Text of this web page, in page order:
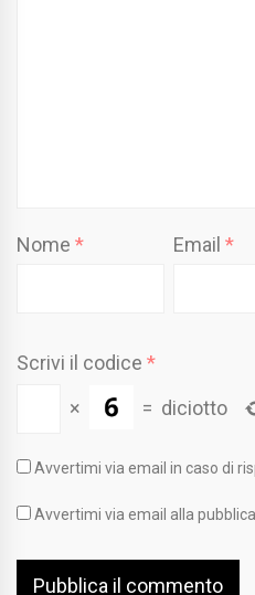
Nome * Email*
Scrivi il codice *
×
= diciotto
Avvertimi via email in caso di
Avvertimi via email alla